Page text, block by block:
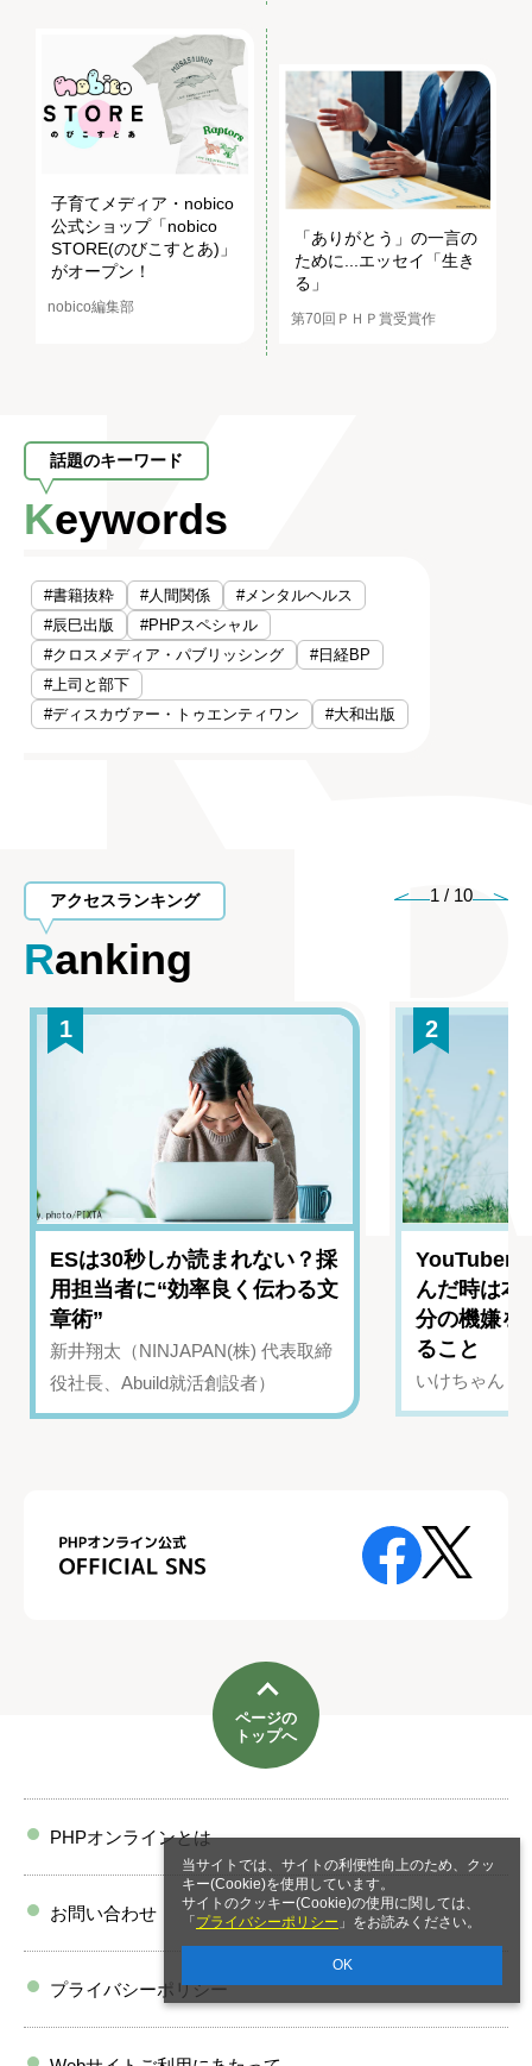
当サイトでは、サイトの利便性向上のため、クッ
キー(Cookie)を使用しています。
サイトのクッキー(Cookie)の使用に関しては、
「 プライバシーポリシー 」をお読みください。
OK
子育てメディア・nobico
公式ショップ「nobico
STORE(のびこすとあ)」
がオープン！
nobico編集部
「ありがとう」の一言の
ために...エッセイ「生き
る」
第70回ＰＨＰ賞受賞作
話題のキーワード
Keywords
#書籍抜粋 #人間関係
#メンタルヘルス
#辰巳出版
#PHPスペシャル
#クロスメディア・パブリッシング
#日経BP
#上司と部下
#ディスカヴァー・トゥエンティワン
#大和出版
アクセスランキング
Ranking
1 / 10
1
ESは30秒しか読まれない？採
用担当者に“効率良く伝わる文
章術”
新井翔太（NINJAPAN(株) 代表取締
役社長、Abuild就活創設者）
2
YouTuber
んだ時は
分の機嫌を
ること
いけちゃん（
ページの
トップへ
PHPオンラインとは
お問い合わせ
プライバシーポリシー